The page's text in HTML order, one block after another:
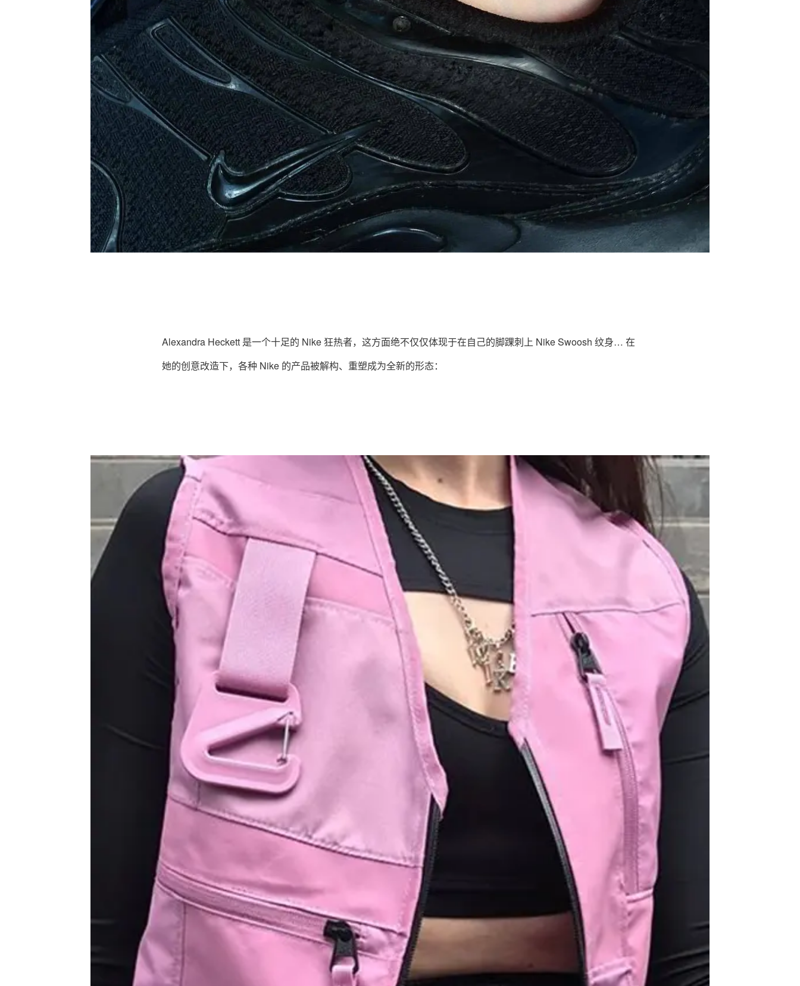
Alexandra Heckett 是一个十足的 Nike 狂热者，这方面绝不仅仅体现于在自己的脚踝刺上 Nike Swoosh 纹身… 在
她的创意改造下，各种 Nike 的产品被解构、重塑成为全新的形态：